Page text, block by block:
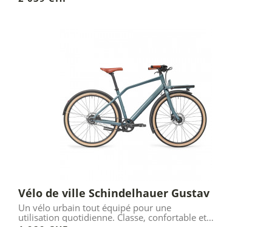
Vélo de ville Schindelhauer Gustav
Un vélo urbain tout équipé pour une
utilisation quotidienne. Classe, confortable et